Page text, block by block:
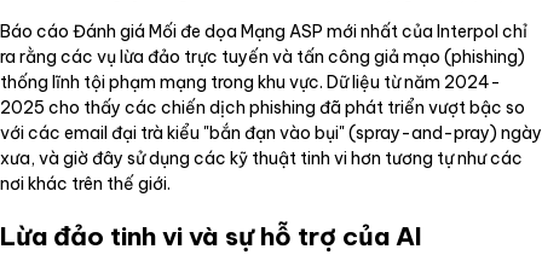
Báo cáo Đánh giá Mối đe dọa Mạng ASP mới nhất của Interpol chỉ
ra rằng các vụ lừa đảo trực tuyến và tấn công giả mạo (phishing)
thống lĩnh tội phạm mạng trong khu vực. Dữ liệu từ năm 2024-
2025 cho thấy các chiến dịch phishing đã phát triển vượt bậc so
với các email đại trà kiểu "bắn đạn vào bụi" (spray-and-pray) ngày
xưa, và giờ đây sử dụng các kỹ thuật tinh vi hơn tương tự như các
nơi khác trên thế giới.
Lừa đảo tinh vi và sự hỗ trợ của AI